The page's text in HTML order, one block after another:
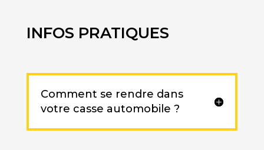
INFOS PRATIQUES
Comment se rendre dans
votre casse automobile ?